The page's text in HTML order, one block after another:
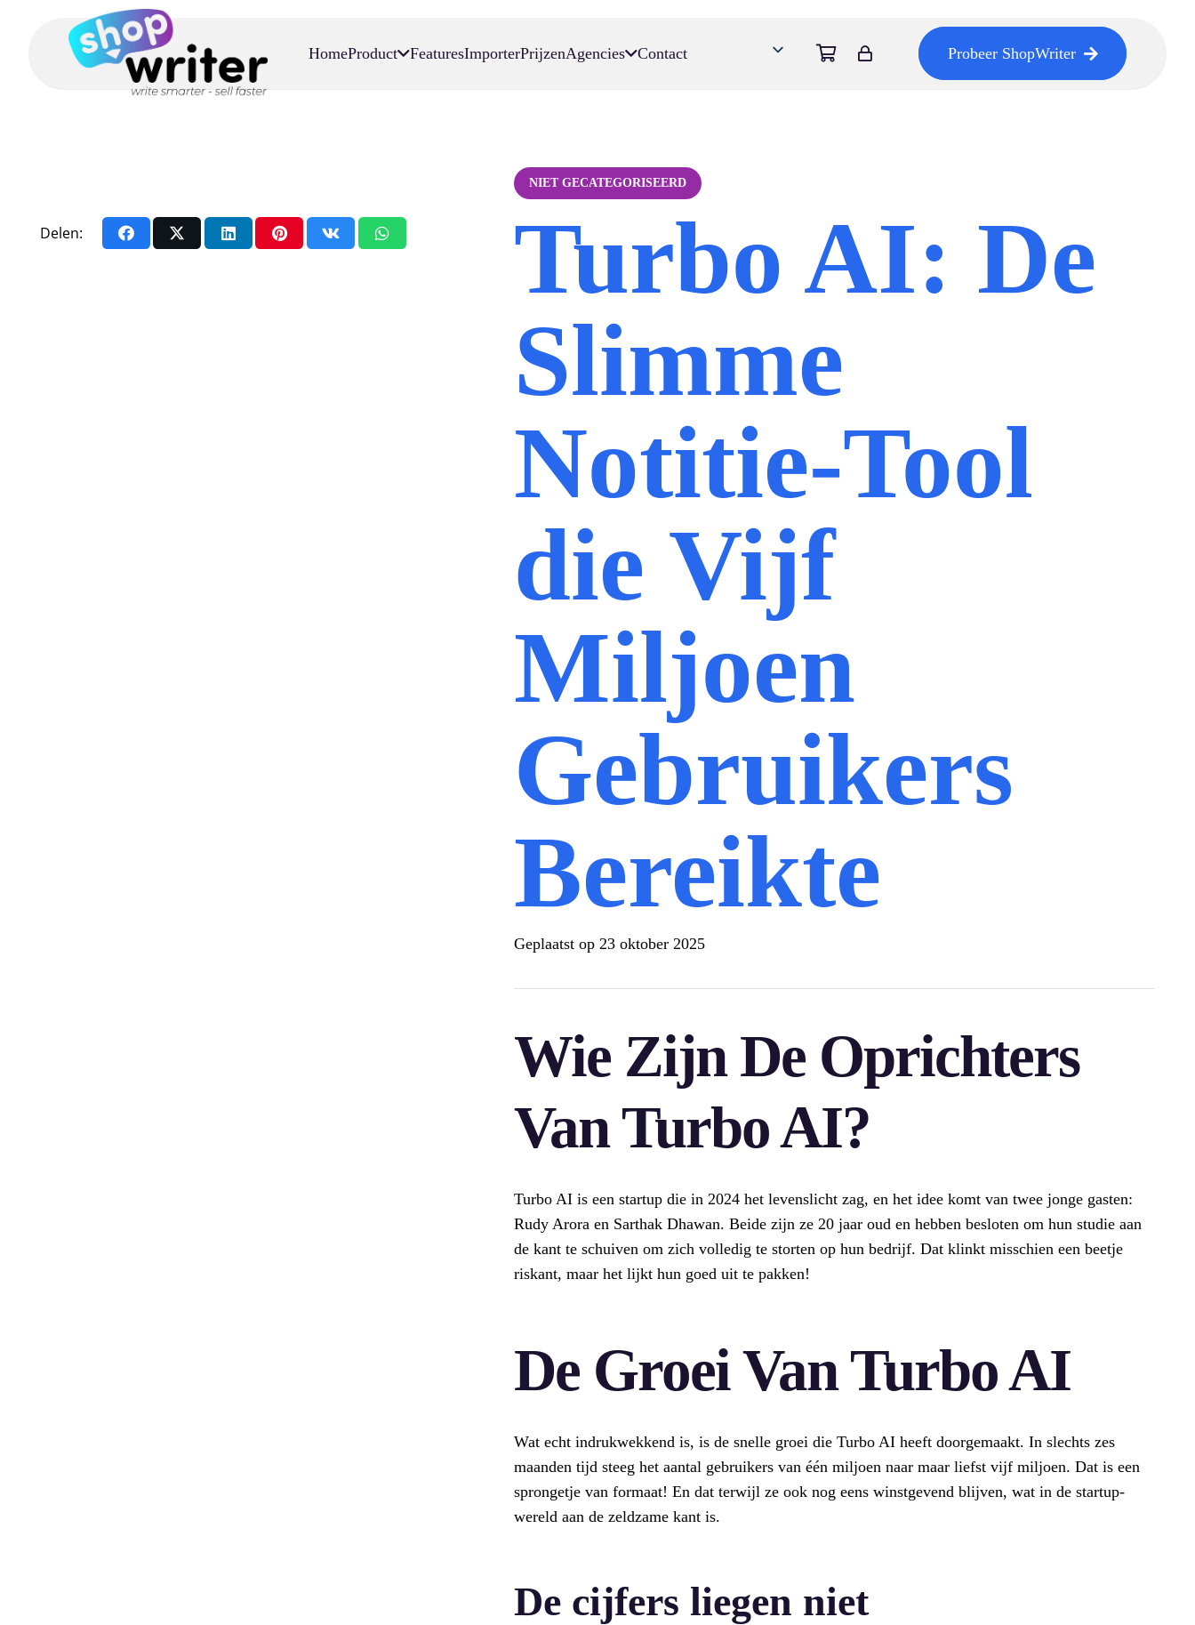
HomeProduct FeaturesImporterPrijzenAgencies Contact Probeer ShopWriter
Delen:
NIET GECATEGORISEERD
Turbo AI: De
Slimme
Notitie-Tool
die Vijf
Miljoen
Gebruikers
Bereikte
Geplaatst op 23 oktober 2025
Wie Zijn De Oprichters
Van Turbo AI?
Turbo AI is een startup die in 2024 het levenslicht zag, en het idee komt van twee jonge gasten:
Rudy Arora en Sarthak Dhawan. Beide zijn ze 20 jaar oud en hebben besloten om hun studie aan
de kant te schuiven om zich volledig te storten op hun bedrijf. Dat klinkt misschien een beetje
riskant, maar het lijkt hun goed uit te pakken!
De Groei Van Turbo AI
Wat echt indrukwekkend is, is de snelle groei die Turbo AI heeft doorgemaakt. In slechts zes
maanden tijd steeg het aantal gebruikers van één miljoen naar maar liefst vijf miljoen. Dat is een
sprongetje van formaat! En dat terwijl ze ook nog eens winstgevend blijven, wat in de startup-
wereld aan de zeldzame kant is.
De cijfers liegen niet